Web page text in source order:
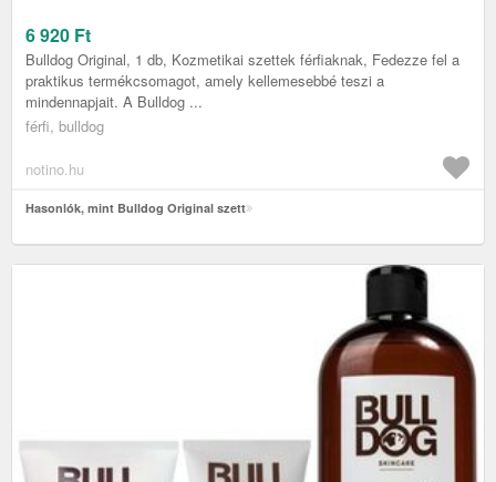
6 920 Ft
Bulldog Original, 1 db, Kozmetikai szettek férfiaknak, Fedezze fel a
praktikus termékcsomagot, amely kellemesebbé teszi a
mindennapjait. A Bulldog ...
férfi, bulldog
notino.hu
Hasonlók, mint Bulldog Original szett